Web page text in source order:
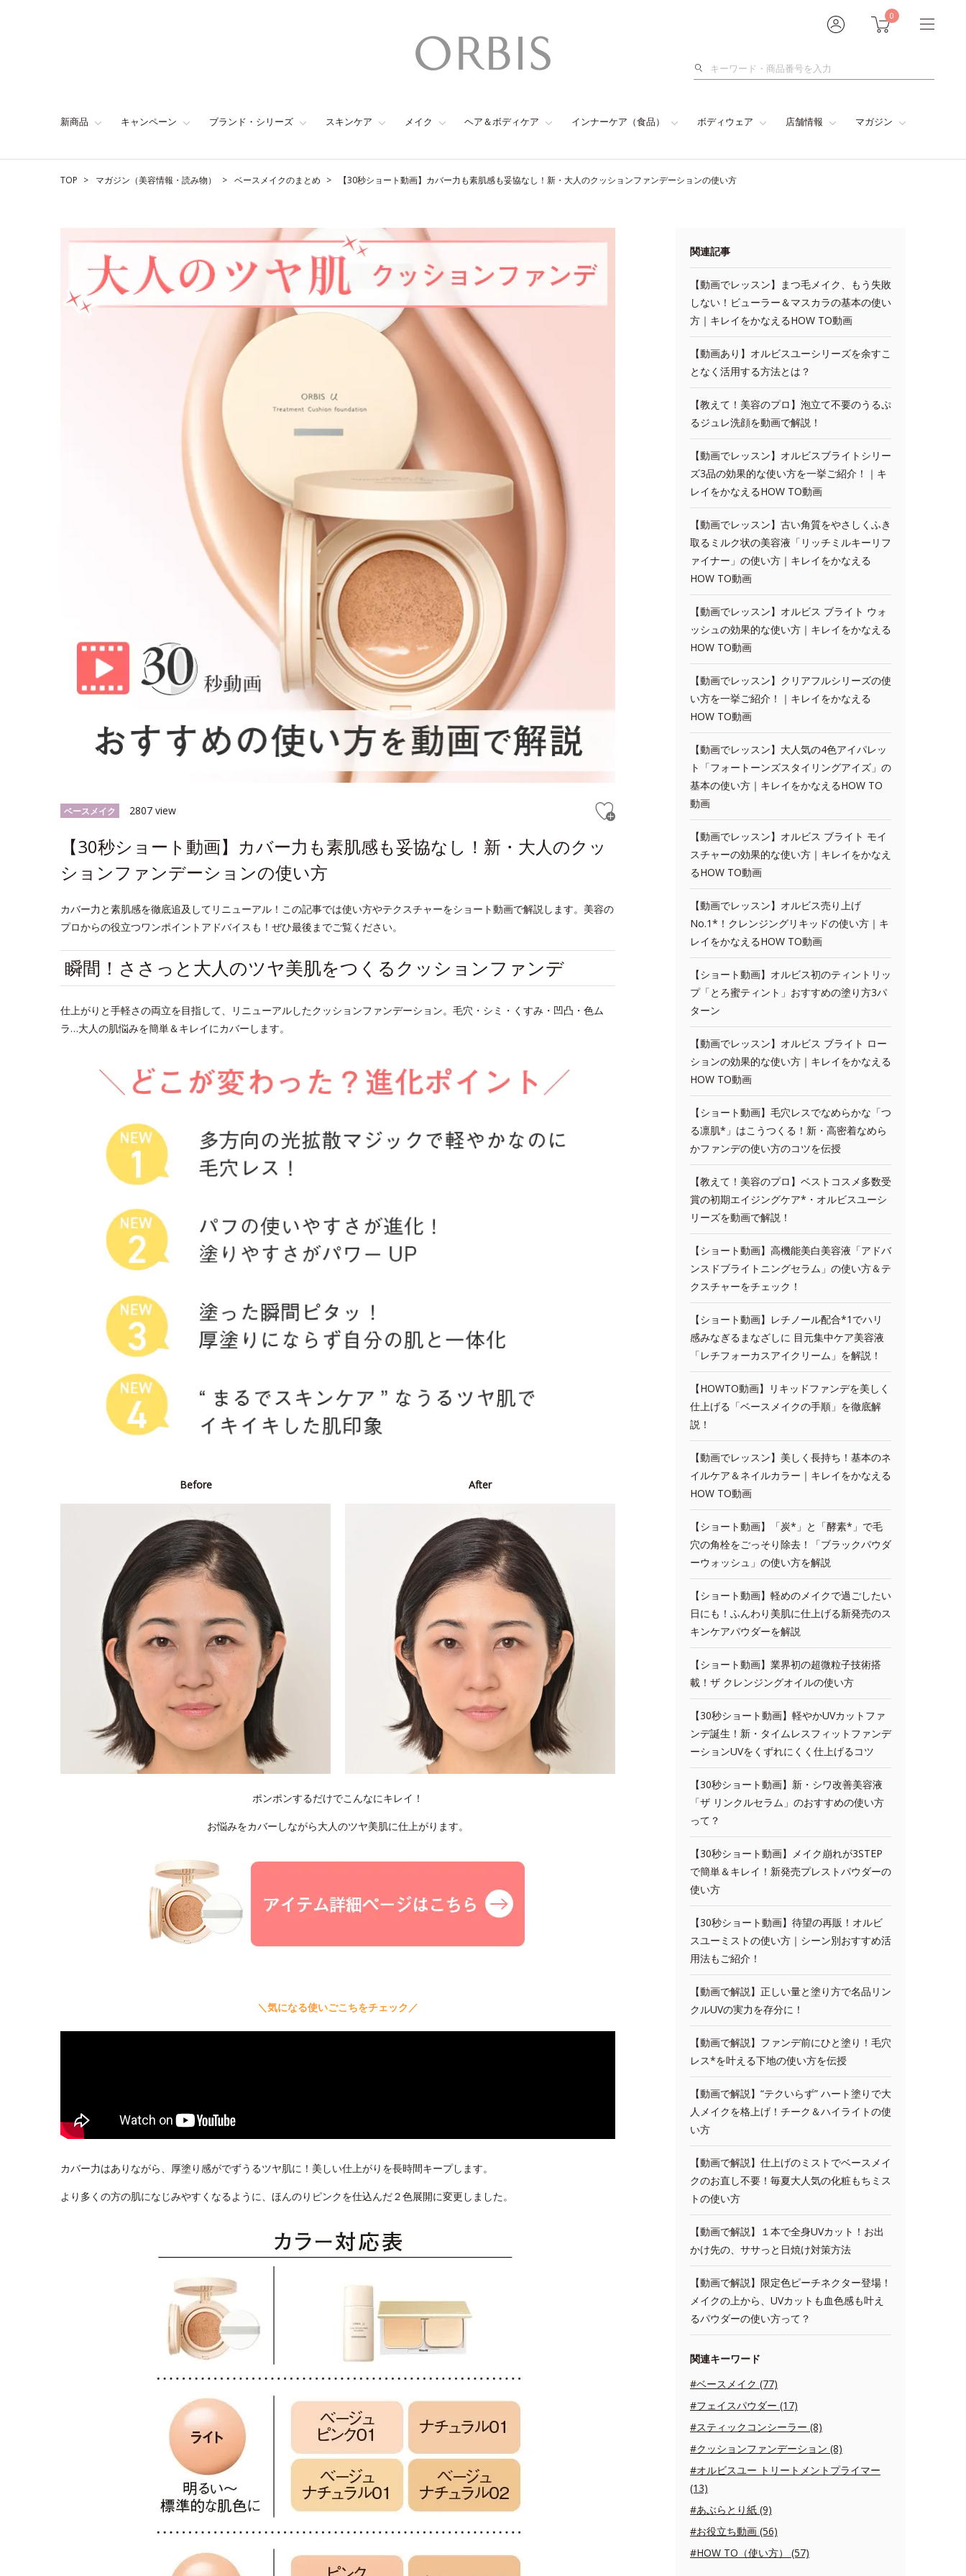
0
検
新商品 キャンペーン ブランド・シリーズ スキンケア メイク ヘア＆ボディケア インナーケア（食品） ボディウェア 店舗情報 マガジン
TOP マガジン（美容情報・読み物） ベースメイクのまとめ 【30秒ショート動画】カバー力も素肌感も妥協なし！新・大人のクッションファンデーションの使い方
ベースメイク 2807 view
【30秒ショート動画】カバー力も素肌感も妥協なし！新・大人のクッ
ションファンデーションの使い方
カバー力と素肌感を徹底追及してリニューアル！この記事では使い方やテクスチャーをショート動画で解説します。美容の
プロからの役立つワンポイントアドバイスも！ぜひ最後までご覧ください。
瞬間！ささっと大人のツヤ美肌をつくるクッションファンデ
仕上がりと手軽さの両立を目指して、リニューアルしたクッションファンデーション。毛穴・シミ・くすみ・凹凸・色ム
ラ…大人の肌悩みを簡単＆キレイにカバーします。
Before After
ポンポンするだけでこんなにキレイ！
お悩みをカバーしながら大人のツヤ美肌に仕上がります。
＼気になる使いごこちをチェック／
カバー力はありながら、厚塗り感がでずうるツヤ肌に！美しい仕上がりを長時間キープします。
より多くの方の肌になじみやすくなるように、ほんのりピンクを仕込んだ２色展開に変更しました。
関連記事
【動画でレッスン】まつ毛メイク、もう失敗
しない！ビューラー＆マスカラの基本の使い
方｜キレイをかなえるHOW TO動画
【動画あり】オルビスユーシリーズを余すこ
となく活用する方法とは？
【教えて！美容のプロ】泡立て不要のうるぷ
るジュレ洗顔を動画で解説！
【動画でレッスン】オルビスブライトシリー
ズ3品の効果的な使い方を一挙ご紹介！｜キ
レイをかなえるHOW TO動画
【動画でレッスン】古い角質をやさしくふき
取るミルク状の美容液「リッチミルキーリフ
ァイナー」の使い方｜キレイをかなえる
HOW TO動画
【動画でレッスン】オルビス ブライト ウォ
ッシュの効果的な使い方｜キレイをかなえる
HOW TO動画
【動画でレッスン】クリアフルシリーズの使
い方を一挙ご紹介！｜キレイをかなえる
HOW TO動画
【動画でレッスン】大人気の4色アイパレッ
ト「フォートーンズスタイリングアイズ」の
基本の使い方｜キレイをかなえるHOW TO
動画
【動画でレッスン】オルビス ブライト モイ
スチャーの効果的な使い方｜キレイをかなえ
るHOW TO動画
【動画でレッスン】オルビス売り上げ
No.1*！クレンジングリキッドの使い方｜キ
レイをかなえるHOW TO動画
【ショート動画】オルビス初のティントリッ
プ「とろ蜜ティント」おすすめの塗り方3パ
ターン
【動画でレッスン】オルビス ブライト ロー
ションの効果的な使い方｜キレイをかなえる
HOW TO動画
【ショート動画】毛穴レスでなめらかな「つ
る凛肌*」はこうつくる！新・高密着なめら
かファンデの使い方のコツを伝授
【教えて！美容のプロ】ベストコスメ多数受
賞の初期エイジングケア*・オルビスユーシ
リーズを動画で解説！
【ショート動画】高機能美白美容液「アドバ
ンスドブライトニングセラム」の使い方＆テ
クスチャーをチェック！
【ショート動画】レチノール配合*1でハリ
感みなぎるまなざしに 目元集中ケア美容液
「レチフォーカスアイクリーム」を解説！
【HOWTO動画】リキッドファンデを美しく
仕上げる「ベースメイクの手順」を徹底解
説！
【動画でレッスン】美しく長持ち！基本のネ
イルケア＆ネイルカラー｜キレイをかなえる
HOW TO動画
【ショート動画】「炭*」と「酵素*」で毛
穴の角栓をごっそり除去！「ブラックパウダ
ーウォッシュ」の使い方を解説
【ショート動画】軽めのメイクで過ごしたい
日にも！ふんわり美肌に仕上げる新発売のス
キンケアパウダーを解説
【ショート動画】業界初の超微粒子技術搭
載！ザ クレンジングオイルの使い方
【30秒ショート動画】軽やかUVカットファ
ンデ誕生！新・タイムレスフィットファンデ
ーションUVをくずれにくく仕上げるコツ
【30秒ショート動画】新・シワ改善美容液
「ザ リンクルセラム」のおすすめの使い方
って？
【30秒ショート動画】メイク崩れが3STEP
で簡単＆キレイ！新発売プレストパウダーの
使い方
【30秒ショート動画】待望の再販！オルビ
スユーミストの使い方｜シーン別おすすめ活
用法もご紹介！
【動画で解説】正しい量と塗り方で名品リン
クルUVの実力を存分に！
【動画で解説】ファンデ前にひと塗り！毛穴
レス*を叶える下地の使い方を伝授
【動画で解説】“テクいらず” ハート塗りで大
人メイクを格上げ！チーク＆ハイライトの使
い方
【動画で解説】仕上げのミストでベースメイ
クのお直し不要！毎夏大人気の化粧もちミス
トの使い方
【動画で解説】１本で全身UVカット！お出
かけ先の、ササっと日焼け対策方法
【動画で解説】限定色ピーチネクター登場！
メイクの上から、UVカットも血色感も叶え
るパウダーの使い方って？
関連キーワード
#ベースメイク (77)
#フェイスパウダー (17)
#スティックコンシーラー (8)
#クッションファンデーション (8)
#オルビスユー トリートメントプライマー
(13)
#あぶらとり紙 (9)
#お役立ち動画 (56)
#HOW TO（使い方） (57)